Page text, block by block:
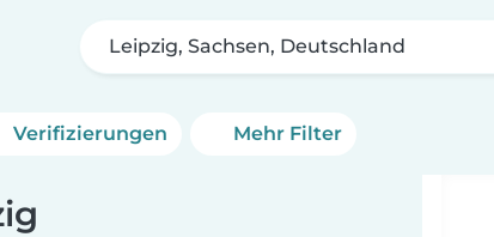
Leipzig, Sachsen, Deutschland
Verifizierungen Mehr Filter